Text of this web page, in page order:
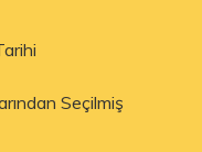
Seçilmiş